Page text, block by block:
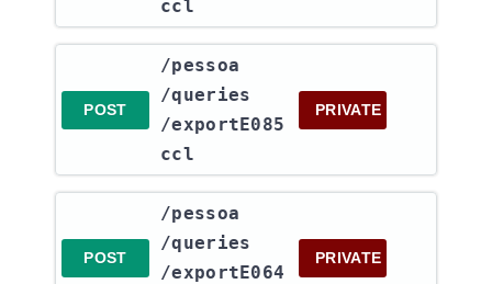
ccl
POST
​/pessoa​
/queries​
/exportE085
ccl
PRIVATE
POST
​/pessoa​
/queries​
/exportE064
PRIVATE